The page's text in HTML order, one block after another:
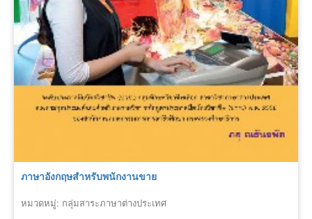
ภาษาอังกฤษสำหรับพนักงานขาย
หมวดหมู่: กลุ่มสาระภาษาต่างประเทศ